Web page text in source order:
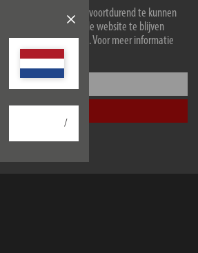
u in te richten en voortdurend te kunnen
van cookies. Door de website te blijven
gebruik van cookies. Voor meer informatie
/